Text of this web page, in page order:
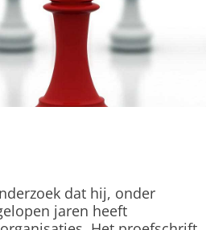
dat hij, onder
jaren heeft